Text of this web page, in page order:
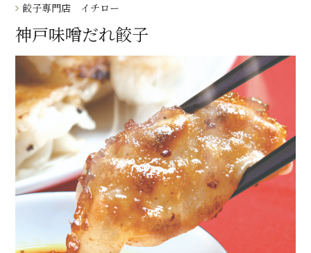
餃子専門店 イチロー
神戸味噌だれ餃子